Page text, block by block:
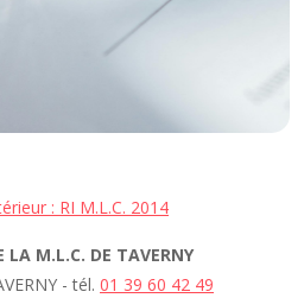
: RI M.L.C. 2014
LA M.L.C. DE TAVERNY
- tél. 01 39 60 42 49